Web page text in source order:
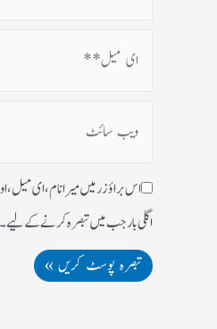
اس براؤزر میں میرا نام، ای
اگلی بار جب میں تبصرہ کرنے کےلیے۔